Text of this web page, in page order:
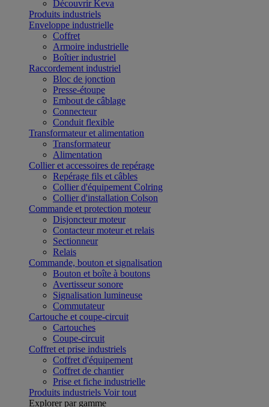
Découvrir Keva
Produits industriels
Enveloppe industrielle
Coffret
Armoire industrielle
Boîtier industriel
Raccordement industriel
Bloc de jonction
Presse-étoupe
Embout de câblage
Connecteur
Conduit flexible
Transformateur et alimentation
Transformateur
Alimentation
Collier et accessoires de repérage
Repérage fils et câbles
Collier d'équipement Colring
Collier d'installation Colson
Commande et protection moteur
Disjoncteur moteur
Contacteur moteur et relais
Sectionneur
Relais
Commande, bouton et signalisation
Bouton et boîte à boutons
Avertisseur sonore
Signalisation lumineuse
Commutateur
Cartouche et coupe-circuit
Cartouches
Coupe-circuit
Coffret et prise industriels
Coffret d'équipement
Coffret de chantier
Prise et fiche industrielle
Produits industriels Voir tout
Explorer par gamme